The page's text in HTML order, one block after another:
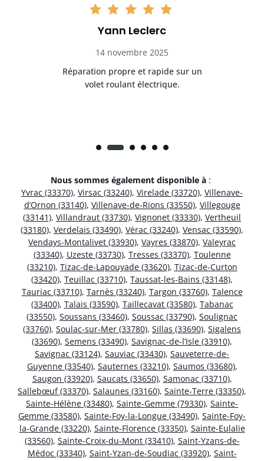
Yann Leclerc
14 novembre 2025
Réparation propre et rapide sur un
volet roulant électrique.
Nous sommes également disponible à :
Yvrac (33370), Virsac (33240), Virelade (33720), Villenave-
d’Ornon (33140), Villenave-de-Rions (33550), Villegouge
(33141), Villandraut (33730), Vignonet (33330), Vertheuil
(33180), Verdelais (33490), Vérac (33240), Vensac (33590),
Vendays-Montalivet (33930), Vayres (33870), Valeyrac
(33340), Uzeste (33730), Tresses (33370), Toulenne
(33210), Tizac-de-Lapouyade (33620), Tizac-de-Curton
(33420), Teuillac (33710), Taussat-les-Bains (33148),
Tauriac (33710), Tarnès (33240), Targon (33760), Talence
(33400), Talais (33590), Taillecavat (33580), Tabanac
(33550), Soussans (33460), Soussac (33790), Soulignac
(33760), Soulac-sur-Mer (33780), Sillas (33690), Sigalens
(33690), Semens (33490), Savignac-de-l’Isle (33910),
Savignac (33124), Sauviac (33430), Sauveterre-de-
Guyenne (33540), Sauternes (33210), Saumos (33680),
Saugon (33920), Saucats (33650), Samonac (33710),
Sallebœuf (33370), Salaunes (33160), Sainte-Terre (33350),
Sainte-Hélène (33480), Sainte-Gemme (79330), Sainte-
Gemme (33580), Sainte-Foy-la-Longue (33490), Sainte-Foy-
la-Grande (33220), Sainte-Florence (33350), Sainte-Eulalie
(33560), Sainte-Croix-du-Mont (33410), Saint-Yzans-de-
Médoc (33340), Saint-Yzan-de-Soudiac (33920), Saint-